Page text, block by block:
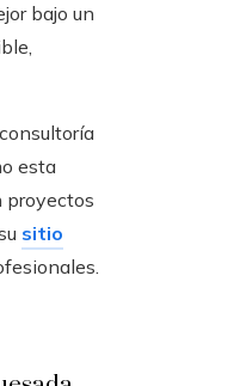
bajo un
esta
proyectos
sitio